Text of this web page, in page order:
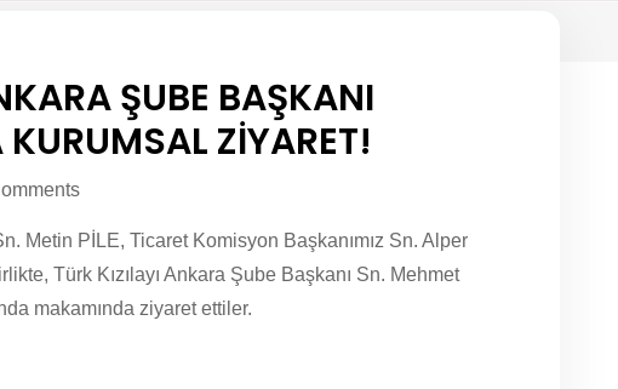
ŞUBE BAŞKANI
KURUMSAL ZİYARET!
Metin PİLE, Ticaret Komisyon Başkanımız Sn. Alper
Türk Kızılayı Ankara Şube Başkanı Sn. Mehmet
makamında ziyaret ettiler.